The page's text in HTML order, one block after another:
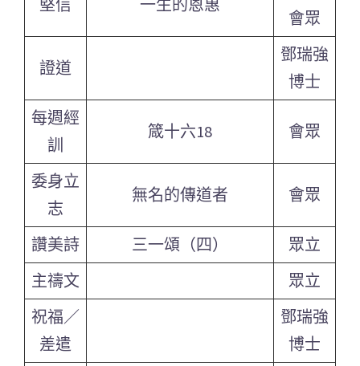
堅信 一生的恩惠
會眾
證道
鄧瑞強
博士
每週經
訓
箴十六18 會眾
委身立
志
無名的傳道者 會眾
讚美詩 三一頌（四）
眾立
主禱文
眾立
祝福／
差遣
鄧瑞強
博士